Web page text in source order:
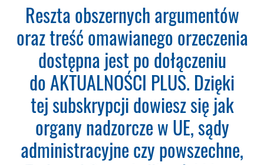
o Ochronie Danych
Osobowych (RODO).
Codzienna aktualizacja
bazy orzeczeń.
Teraz zamawiasz Szkolenie RODO -
Inspektor Ochrony Danych.Nie
musisz podawać karty płatniczej.
Reszta obszernych argumentów
oraz treść omawianego orzeczenia
dostępna jest po dołączeniu
do AKTUALNOŚCI PLUS. Dzięki
tej subskrypcji dowiesz się jak
organy nadzorcze w UE, sądy
administracyjne czy powszechne,